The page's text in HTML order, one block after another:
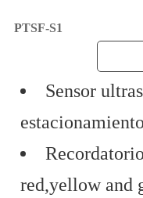
PTSF-S1
Sensor
red,yellow and